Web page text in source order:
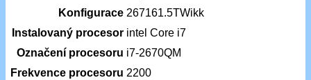
Konfigurace 267161.5TWikk
Instalovaný procesor intel Core i7
Označení procesoru i7-2670QM
Frekvence procesoru 2200